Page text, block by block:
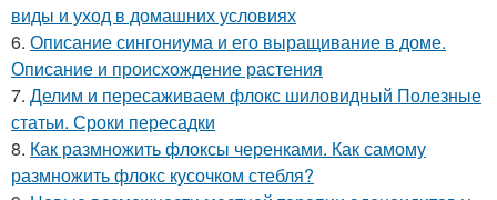
виды и уход в домашних условиях
6. Описание сингониума и его выращивание в доме.
Описание и происхождение растения
7. Делим и пересаживаем флокс шиловидный Полезные
статьи. Сроки пересадки
8. Как размножить флоксы черенками. Как самому
размножить флокс кусочком стебля?